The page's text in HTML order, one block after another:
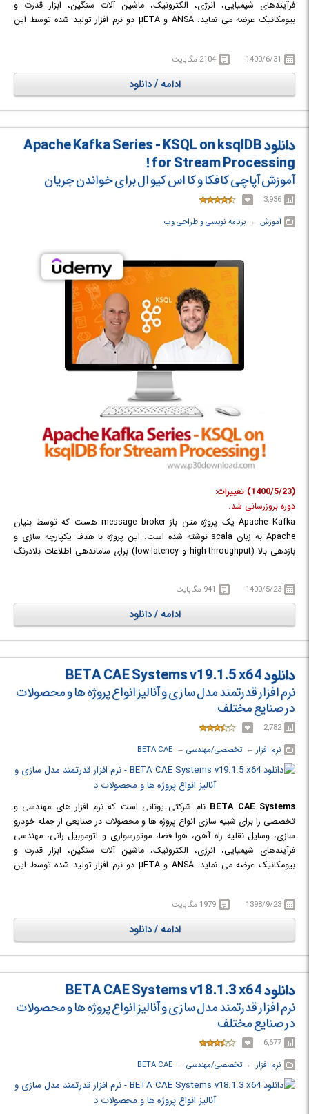
فرآیندهای شیمیایی، انرژی، الکترونیک، ماشین آلات سنگین، ابزار قدرت و
بیومکانیک عرضه می نماید. ANSA و µETA دو نرم افزار تولید شده توسط این
1400/6/31 2104 مگابایت
ادامه / دانلود
دانلود Apache Kafka Series - KSQL on ksqlDB
for Stream Processing !
آموزش آپاچی کافکا و کا اس کیو ال برای خواندن جریان
3,936
آموزش ← ‏ برنامه نویسی و طراحی وب
(1400/5/23) تغییرات:
دوره بروزرسانی شد.
Apache Kafka یک پروژه متن باز message broker هست که توسط بنیان
Apache به زبان scala نوشته شده است. این پروژه با هدف یکپارچه سازی و
بازدهی بالا (high-throughput و low-latency) برای ساماندهی اطلاعات بلادرنگ
دادند.
در دوره آموزشی Apache Kafka Series - KSQL on ksqlDB for Stream
خواهید شد.
1400/5/23 941 مگابایت
ادامه / دانلود
دانلود BETA CAE Systems v19.1.5 x64
نرم افزار قدرتمند مدل سازی و آنالیز انواع پروژه ها و محصولات
در صنایع مختلف
2,782
نرم افزار ← ‏تخصصی/مهندسی ← ‏
BETA CAE
BETA CAE Systems نام شرکتی یونانی است که نرم افزار های مهندسی و
تخصصی را برای شبیه سازی انواع پروژه ها و محصولات در صنایعی از جمله خودرو
سازی، وسایل نقلیه راه آهن، هوا فضا، موتورسواری و اتوموبیل رانی، مهندسی
فرآیندهای شیمیایی، انرژی، الکترونیک، ماشین آلات سنگین، ابزار قدرت و
بیومکانیک عرضه می نماید. ANSA و µETA دو نرم افزار تولید شده توسط این
1398/9/23 1979 مگابایت
ادامه / دانلود
دانلود BETA CAE Systems v18.1.3 x64
نرم افزار قدرتمند مدل سازی و آنالیز انواع پروژه ها و محصولات
در صنایع مختلف
6,677
نرم افزار ← ‏تخصصی/مهندسی ← ‏
BETA CAE